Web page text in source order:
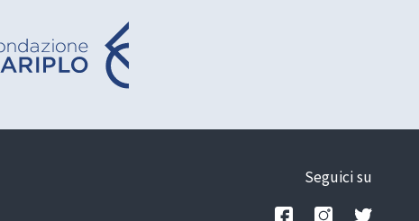
Seguici su